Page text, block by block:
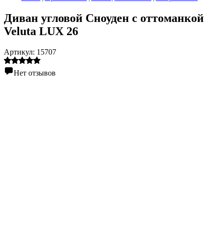
Диван угловой Сноуден с оттоманкой
Veluta LUX 26
Артикул: 15707
Нет отзывов